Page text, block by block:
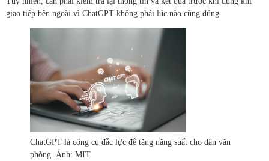
giao tiếp bên ngoài vì ChatGPT không phải lúc nào cũng đúng.
ChatGPT là công cụ đắc lực để tăng năng suất cho dân văn
phòng. Ảnh: MIT